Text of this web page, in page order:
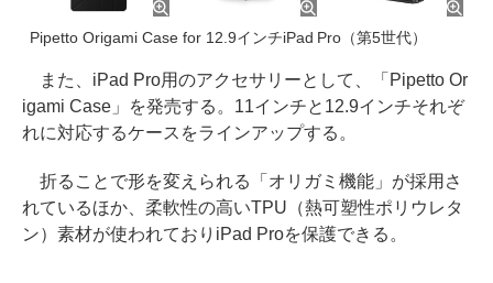
Pipetto Origami Case for 12.9インチiPad Pro（第5世代）
また、iPad Pro用のアクセサリーとして、「Pipetto Or
igami Case」を発売する。11インチと12.9インチそれぞ
れに対応するケースをラインアップする。
折ることで形を変えられる「オリガミ機能」が採用さ
れているほか、柔軟性の高いTPU（熱可塑性ポリウレタ
ン）素材が使われておりiPad Proを保護できる。